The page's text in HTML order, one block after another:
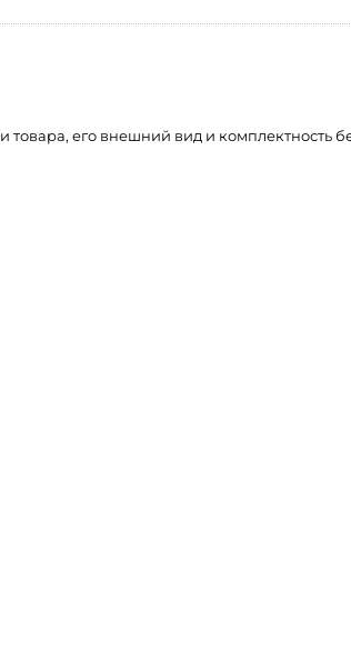
товара, его внешний вид и комплектность